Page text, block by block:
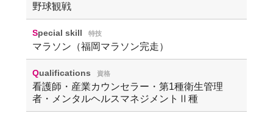
野球観戦
Special skill 特技
マラソン（福岡マラソン完走）
Qualifications 資格
看護師・産業カウンセラー・第1種衛生管理
者・メンタルヘルスマネジメントⅡ種